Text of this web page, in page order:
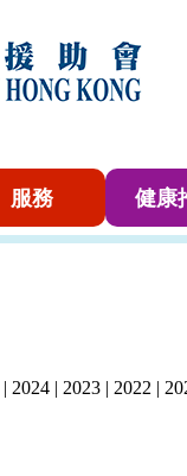
服務 健康
| 2024 | 2023 | 2022 |